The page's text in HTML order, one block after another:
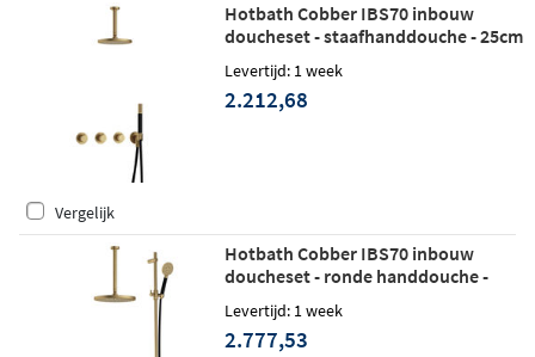
Hotbath Cobber IBS70 inbouw
doucheset - staafhanddouche - 25cm
hoofddouche - 15cm plafondbuis -
wandhouder - geborsteld messing
Levertijd: 1 week
2.212,68
Vergelijk
Hotbath Cobber IBS70 inbouw
doucheset - ronde handdouche -
plafondbuis - glijstang - geborsteld
messing
Levertijd: 1 week
2.777,53